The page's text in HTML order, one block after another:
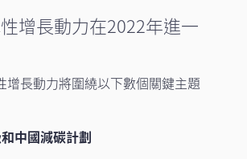
增長動力在2022年進一
增長動力將圍繞以下數個關鍵主題
中國減碳計劃